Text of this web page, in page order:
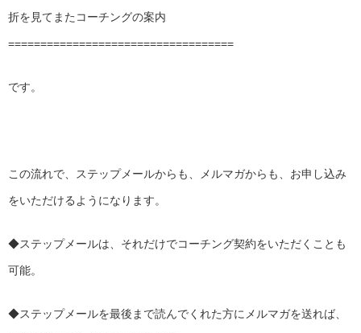
折を見てまたコーチングの案内
===================================
です。
この流れで、ステップメールからも、メルマガからも、お申し込み
をいただけるようになります。
◆ステップメールは、それだけでコーチング契約をいただくことも
可能。
◆ステップメールを最後まで読んでくれた方にメルマガを送れば、